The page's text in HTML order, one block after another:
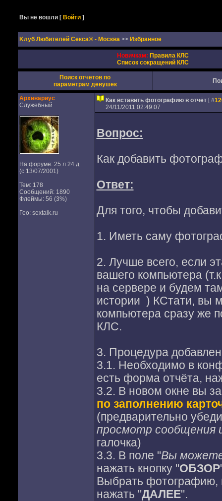
Вы не вошли [Войти ]
Kлуб Любителей Секса® - Москва >> Избранное
Новичкам: Правила КЛС
Список сокращений КЛС
Поиск отчетов по
параметрам девушек
Архивариус
Служебный
На форуме: 25 л 24 д
(с 13/07/2001)
Тем: 178
Сообщений: 1890
Флеймы: 56 (3%)
Гео: sextalk.ru
Как вставить фотографию в отчёт [ #
24/11/2011 02:49:07
Вопрос:
Как добавить
Ответ:
Для того, чтобы
1. Иметь саму
2. Лучше всего, если
вашего компьютера
на сервере и будем
истории ) КСтати, вы
компьютера сразу же
КЛС.
3. Процедура
3.1. Необходимо в
есть форма отчёта,
3.2. В новом окне вы
по заполнению
(предварительно
просмотр сообщения
галочка)
3.3. В поле "Вы
нажать кнопку "ОБЗОР
Выбрать фотографию,
нажать "ДАЛЕЕ".